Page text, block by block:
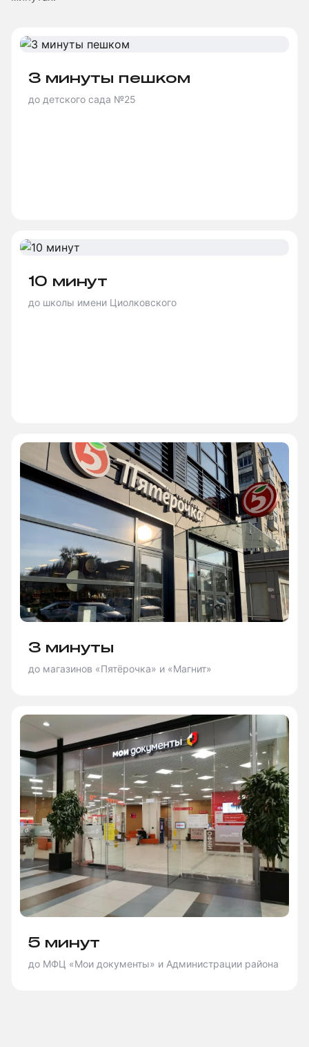
3 минуты пешком
до детского сада №25
10 минут
до школы имени Циолковского
3 минуты
до магазинов «Пятёрочка» и «Магнит»
5 минут
до МФЦ «Мои документы» и Администрации района